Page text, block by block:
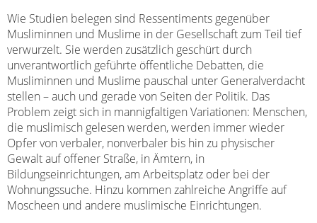
Wie Studien belegen sind Ressentiments gegenüber
Musliminnen und Muslime in der Gesellschaft zum Teil tief
verwurzelt. Sie werden zusätzlich geschürt durch
unverantwortlich geführte öffentliche Debatten, die
Musliminnen und Muslime pauschal unter Generalverdacht
stellen – auch und gerade von Seiten der Politik. Das
Problem zeigt sich in mannigfaltigen Variationen: Menschen,
die muslimisch gelesen werden, werden immer wieder
Opfer von verbaler, nonverbaler bis hin zu physischer
Gewalt auf offener Straße, in Ämtern, in
Bildungseinrichtungen, am Arbeitsplatz oder bei der
Wohnungssuche. Hinzu kommen zahlreiche Angriffe auf
Moscheen und andere muslimische Einrichtungen.